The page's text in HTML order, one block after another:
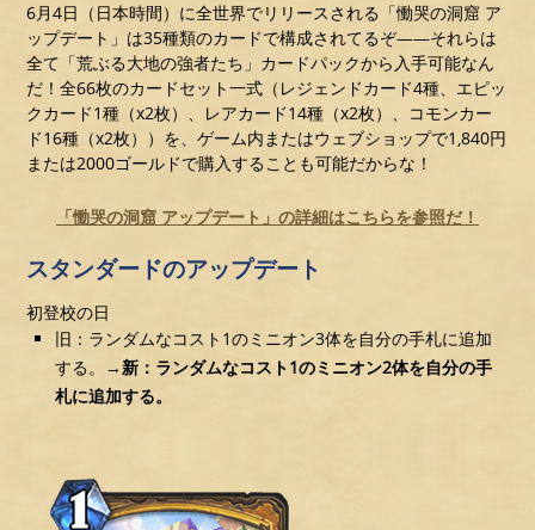
6月4日（日本時間）に全世界でリリースされる「慟哭の洞窟 ア
ップデート」は35種類のカードで構成されてるぞ――それらは
全て「荒ぶる大地の強者たち」カードパックから入手可能なん
だ！全66枚のカードセット一式（レジェンドカード4種、エピッ
クカード1種（x2枚）、レアカード14種（x2枚）、コモンカー
ド16種（x2枚））を、ゲーム内またはウェブショップで1,840円
または2000ゴールドで購入することも可能だからな！
「慟哭の洞窟 アップデート」の詳細はこちらを参照だ！
スタンダードのアップデート
初登校の日
旧：ランダムなコスト1のミニオン3体を自分の手札に追加
する。→新：ランダムなコスト1のミニオン2体を自分の手
札に追加する。